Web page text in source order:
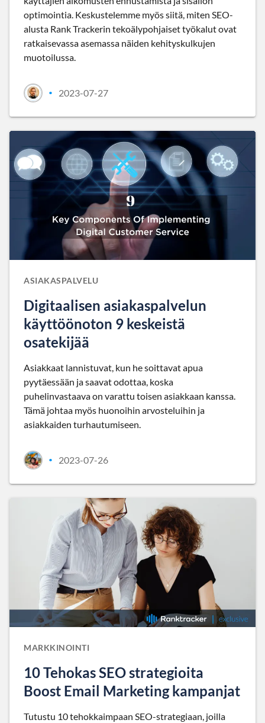
optimointia. Keskustelemme myös siitä, miten SEO-
alusta Rank Trackerin tekoälypohjaiset työkalut ovat
ratkaisevassa asemassa näiden kehityskulkujen
muotoilussa.
• 2023-07-27
ASIAKASPALVELU
Digitaalisen asiakaspalvelun
käyttöönoton 9 keskeistä
osatekijää
Asiakkaat lannistuvat, kun he soittavat apua
pyytäessään ja saavat odottaa, koska
puhelinvastaava on varattu toisen asiakkaan kanssa.
Tämä johtaa myös huonoihin arvosteluihin ja
asiakkaiden turhautumiseen.
• 2023-07-26
MARKKINOINTI
10 Tehokas SEO strategioita
Boost Email Marketing kampanjat
Tutustu 10 tehokkaimpaan SEO-strategiaan, joilla